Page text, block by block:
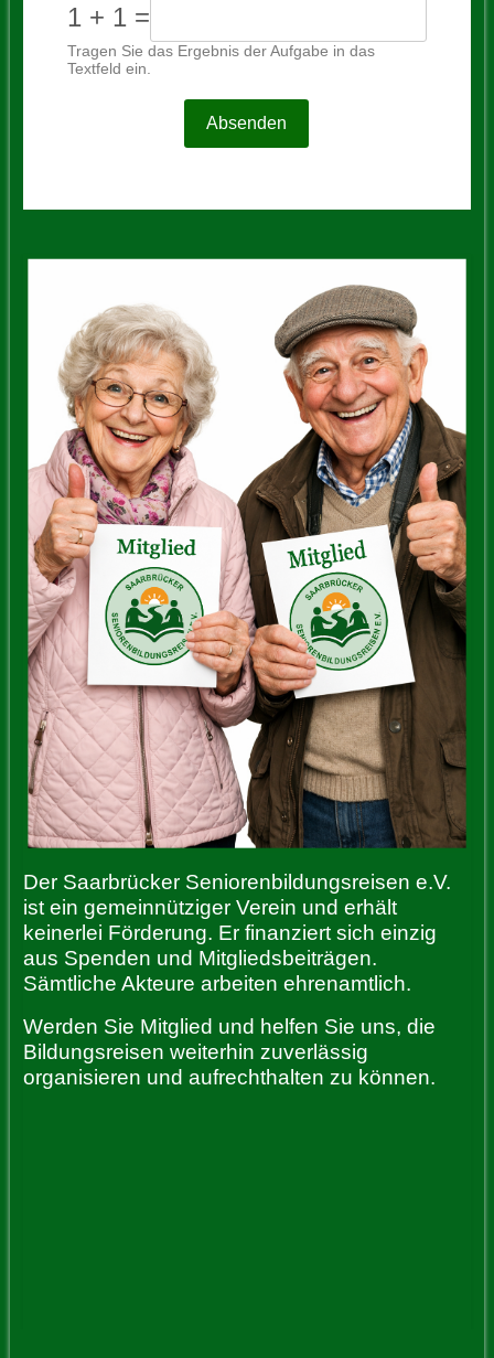
1 + 1 =
Tragen Sie das Ergebnis der Aufgabe in das
Textfeld ein.
Absenden
Der Saarbrücker Seniorenbildungsreisen e.V.
ist ein gemeinnütziger Verein und erhält
keinerlei Förderung. Er finanziert sich einzig
aus Spenden und Mitgliedsbeiträgen.
Sämtliche Akteure arbeiten ehrenamtlich.
Werden Sie Mitglied und helfen Sie uns, die
Bildungsreisen weiterhin zuverlässig
organisieren und aufrechthalten zu können.